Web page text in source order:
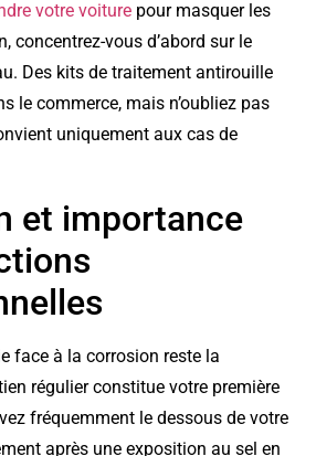
votre voiture pour masquer les
concentrez-vous d’abord sur le
Des kits de traitement antirouille
le commerce, mais n’oubliez pas
uniquement aux cas de
et importance
face à la corrosion reste la
régulier constitue votre première
fréquemment le dessous de votre
après une exposition au sel en